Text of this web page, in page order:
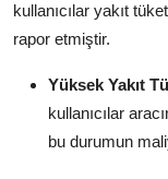
kullanıcılar yakıt
rapor etmiştir.
Yüksek Yakıt
kullanıcılar
bu durumun